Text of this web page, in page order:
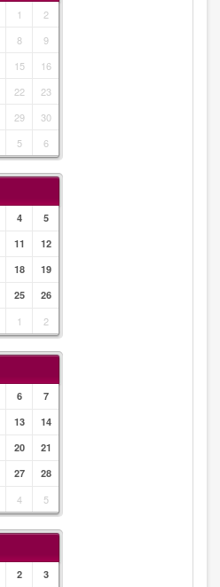
1
2
8
9
15
16
22
23
29
30
5 6
4
5
11
12
18
19
25
26
1 2
6
7
13
14
20
21
27
28
4 5
2
3